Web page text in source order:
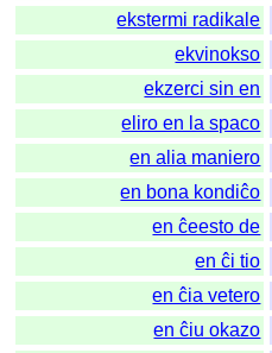
ekstermi radikale
ekvinokso
ekzerci sin en
eliro en la spaco
en alia maniero
en bona kondiĉo
en ĉeesto de
en ĉi tio
en ĉia vetero
en ĉiu okazo